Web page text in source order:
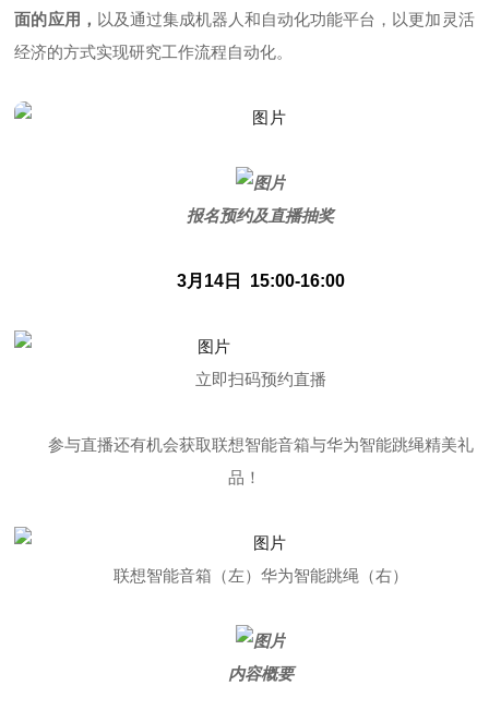
面的应用， 以及通过集成机器人和自动化功能平台，以更加灵活
经济的方式实现研究工作流程自动化。
报名预约及直播抽奖
3月14日 15:00-16:00
立即扫码预约直播
参与直播还有机会获取联想智能音箱与华为智能跳绳精美礼
品！
联想智能音箱（左）华为智能跳绳（右）
内容概要